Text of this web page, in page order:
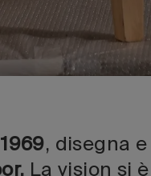
, disegna
La vision si